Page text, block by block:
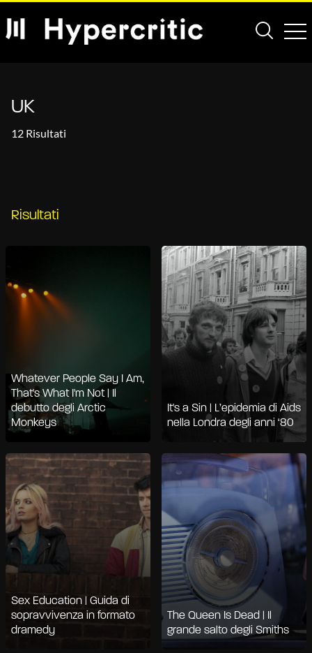
UK
12 Risultati
Risultati
Whatever People Say I Am,
That's What I'm Not | Il
debutto degli Arctic
Monkeys
It's a Sin | L’epidemia di Aids
nella Londra degli anni ‘80
Sex Education | Guida di
sopravvivenza in formato
dramedy
The Queen Is Dead | Il
grande salto degli Smiths